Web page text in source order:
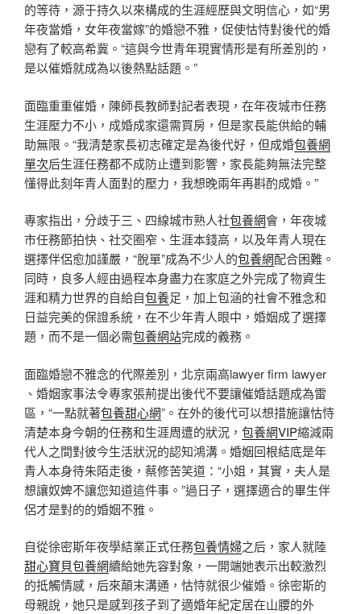
的等待，源于持久以來構成的生涯經歷與文明信心，如“男
年夜當婚，女年夜當嫁”的婚戀不雅，促使怙恃對後代的婚
戀有了較高希冀。“這與今世青年現實情形是有所差別的，
是以催婚就成為以後熱點話題。”
面臨重重催婚，陳師長教師對記者表現，在年夜城市任務
生涯壓力不小，成婚成家還需買房，但是家長能供給的輔
助無限。“我清楚家長初志確定是為後代好，但成婚包養網
單次后生涯任務都不成防止遭到影響，家長能夠無法完整
懂得此刻年青人面對的壓力，我想晚兩年再斟酌成婚。”
專家指出，分歧于三、四線城市熟人社包養網會，年夜城
市任務節拍快、社交圈窄、生涯本錢高，以及年青人現在
選擇伴侶愈加謹嚴，“脫單”成為不少人的包養網配合困難。
同時，良多人經由過程本身盡力在家庭之外完成了物資生
涯和精力世界的自給自包養足，加上包涵的社會不雅念和
日益完美的保證系統，在不少年青人眼中，婚姻成了選擇
題，而不是一個必需包養網站完成的義務。
面臨婚戀不雅念的代際差別，北京兩高lawyer firm lawyer
、婚姻家事法令專家張荊提出後代不要讓催婚話題成為雷
區，“一點就著包養甜心網”。在外的後代可以想措施讓怙恃
清楚本身今朝的任務和生涯周遭的狀況， 包養網VIP縮減兩
代人之間對彼今生活狀況的認知鴻溝。婚姻回根結底是年
青人本身待朱陌走後，蔡修苦笑道：“小姐，其實，夫人是
想讓奴婢不讓您知道這件事。”過日子，選擇適合的畢生伴
侶才是對的的婚姻不雅。
自從徐密斯年夜學結業正式任務包養情婦之后，家人就陸
甜心寶貝包養網續給她先容對象，一開端她表示出較激烈
的抵觸情感，后來顛末溝通，怙恃就很少催婚。徐密斯的
母親說，她只是感到孩子到了適婚年紀定居在山腰的外